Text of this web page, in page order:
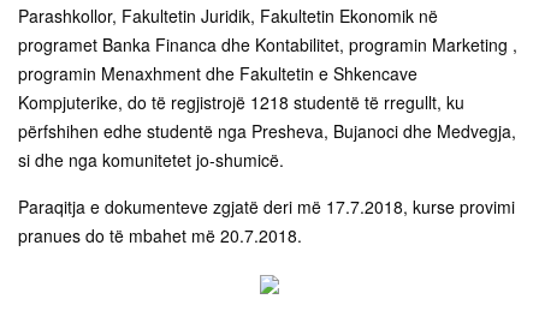
Parashkollor, Fakultetin Juridik, Fakultetin Ekonomik në
programet Banka Financa dhe Kontabilitet, programin Marketing ,
programin Menaxhment dhe Fakultetin e Shkencave
Kompjuterike, do të regjistrojë 1218 studentë të rregullt, ku
përfshihen edhe studentë nga Presheva, Bujanoci dhe Medvegja,
si dhe nga komunitetet jo-shumicë.
Paraqitja e dokumenteve zgjatë deri më 17.7.2018, kurse provimi
pranues do të mbahet më 20.7.2018.